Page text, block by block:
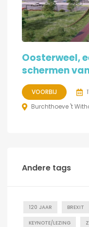
Oosterweel,
schermen
VOORBIJ
Burchthoeve 't
Andere tags
120 JAAR BREXIT
KEYNOTE/LEZING